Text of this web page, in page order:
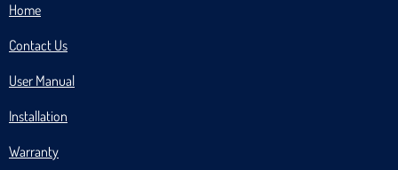
Home
Contact Us
User Manual
Installation
Warranty